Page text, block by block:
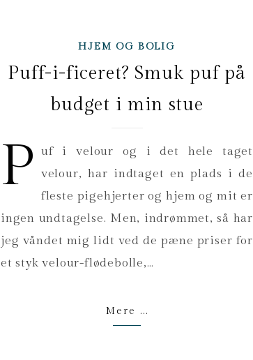
HJEM OG BOLIG
Puff-i-ficeret? Smuk puf på
budget i min stue
P uf i velour og i det hele taget
velour, har indtaget en plads i de
fleste pigehjerter og hjem og mit er
ingen undtagelse. Men, indrømmet, så har
jeg våndet mig lidt ved de pæne priser for
et styk velour-flødebolle,…
Mere ...